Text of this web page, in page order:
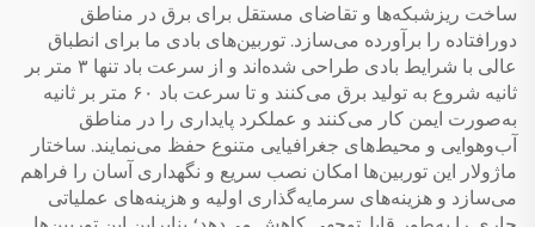
ساخت ریزشبکه‌ها و تقاضای مستقل برای برق در مناطق
دورافتاده را برآورده می‌سازد. توربین‌های بادی ما برای انطباق
عالی با شرایط بادی طراحی شده‌اند و از سرعت باد تنها ۳ متر بر
ثانیه شروع به تولید برق می‌کنند و تا سرعت باد ۶۰ متر بر ثانیه
به‌صورت ایمن کار می‌کنند و عملکرد پایداری را در مناطق
آب‌وهوایی و محیط‌های جغرافیایی متنوع حفظ می‌نمایند. ساختار
ماژولار این توربین‌ها امکان نصب سریع و نگهداری آسان را فراهم
می‌سازد و هزینه‌های سرمایه‌گذاری اولیه و هزینه‌های عملیاتی